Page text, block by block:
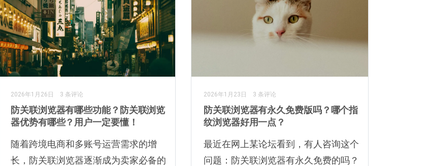
2026年1月26日 3 条评论
防关联浏览器有哪些功能？防关联浏览
器优势有哪些？用户一定要懂！
随着跨境电商和多账号运营需求的增
长，防关联浏览器逐渐成为卖家必备的
2026年1月23日 3 条评论
防关联浏览器有永久免费版吗？哪个指
纹浏览器好用一点？
最近在网上某论坛看到，有人咨询这个
问题：防关联浏览器有永久免费的吗？